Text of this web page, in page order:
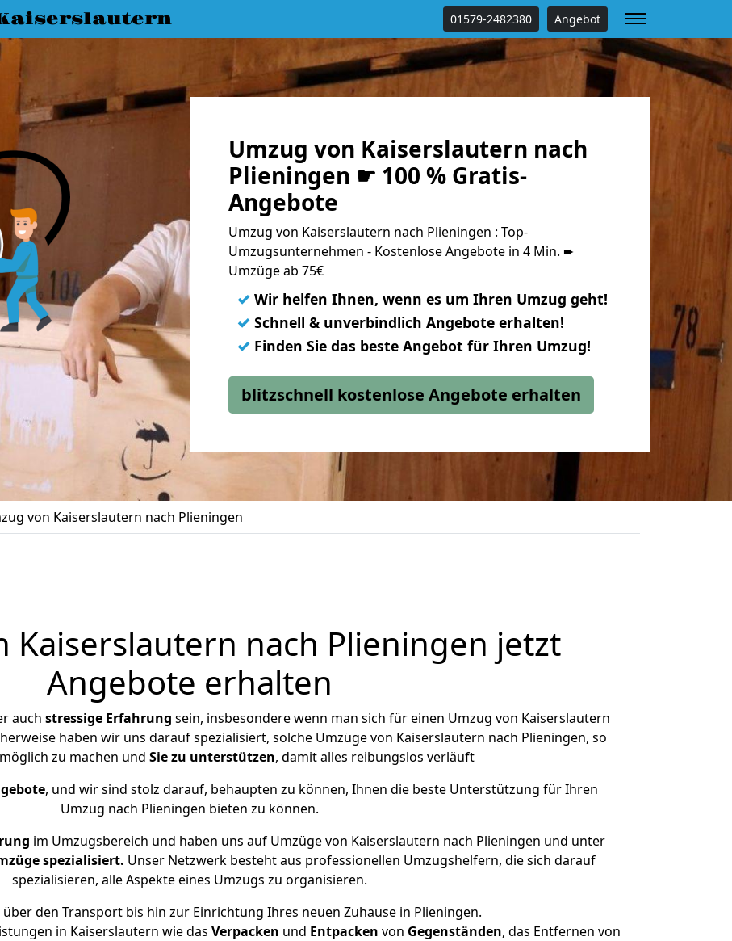
01579-2482380 Angebot
Umzug von Kaiserslautern nach
Plieningen ☛ 100 % Gratis-
Angebote
Umzug von Kaiserslautern nach Plieningen : Top-
Umzugsunternehmen - Kostenlose Angebote in 4 Min. ➨
Umzüge ab 75€
✓ Wir helfen Ihnen, wenn es um Ihren Umzug geht!
✓ Schnell & unverbindlich Angebote erhalten!
✓ Finden Sie das beste Angebot für Ihren Umzug!
blitzschnell kostenlose Angebote erhalten
von Kaiserslautern nach Plieningen
Kaiserslautern nach Plieningen jetzt
Angebote erhalten
auch stressige Erfahrung sein, insbesondere wenn man sich für einen Umzug von Kaiserslautern
haben wir uns darauf spezialisiert, solche Umzüge von Kaiserslautern nach Plieningen, so
zu machen und Sie zu unterstützen, damit alles reibungslos verläuft
, und wir sind stolz darauf, behaupten zu können, Ihnen die beste Unterstützung für Ihren
Umzug nach Plieningen bieten zu können.
im Umzugsbereich und haben uns auf Umzüge von Kaiserslautern nach Plieningen und unter
spezialisiert. Unser Netzwerk besteht aus professionellen Umzugshelfern, die sich darauf
spezialisieren, alle Aspekte eines Umzugs zu organisieren.
den Transport bis hin zur Einrichtung Ihres neuen Zuhause in Plieningen.
in Kaiserslautern wie das Verpacken und Entpacken von Gegenständen, das Entfernen von